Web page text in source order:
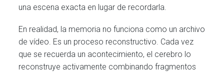
una escena exacta en lugar de recordarla.
En realidad, la memoria no funciona como un archivo
de vídeo. Es un proceso reconstructivo. Cada vez
que se recuerda un acontecimiento, el cerebro lo
reconstruye activamente combinando fragmentos